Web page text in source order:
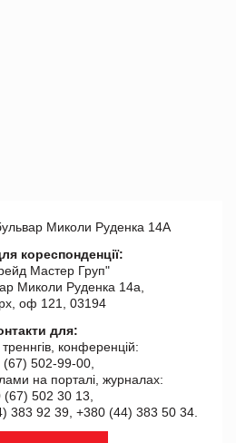
Миколи Руденка 14А
кореспонденції:
Мастер Груп"
Миколи Руденка 14а,
оф 121, 03194
для:
конференцій:
(67) 502-99-00,
на порталі, журналах:
(67) 502 30 13,
383 92 39, +380 (44) 383 50 34.